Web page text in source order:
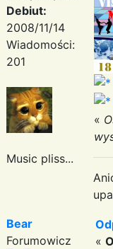
Debiut:
2008/11/14
Wiadomości:
201
Music pliss...
«
Bear
Forumowicz
«